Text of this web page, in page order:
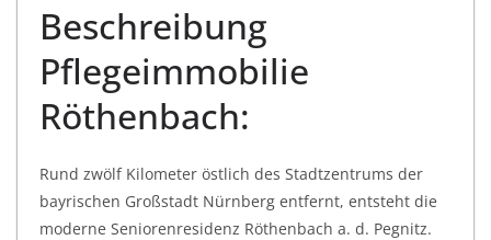
Beschreibung
Pflegeimmobilie
Röthenbach:
Rund zwölf Kilometer östlich des Stadtzentrums der
bayrischen Großstadt Nürnberg entfernt, entsteht die
moderne Seniorenresidenz Röthenbach a. d. Pegnitz.